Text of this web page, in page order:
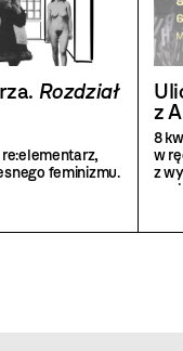
Rozdział
feminizmu.
z
8
w
z